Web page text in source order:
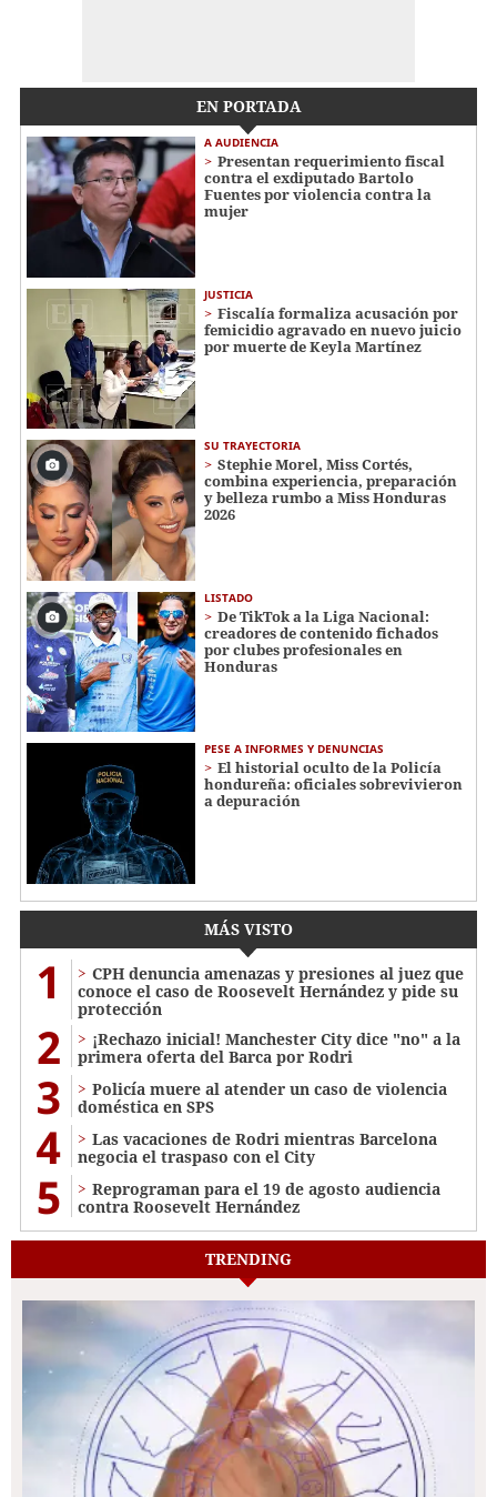
EN PORTADA
A AUDIENCIA
Presentan requerimiento fiscal
contra el exdiputado Bartolo
Fuentes por violencia contra la
mujer
JUSTICIA
Fiscalía formaliza acusación por
femicidio agravado en nuevo juicio
por muerte de Keyla Martínez
SU TRAYECTORIA
Stephie Morel, Miss Cortés,
combina experiencia, preparación
y belleza rumbo a Miss Honduras
2026
LISTADO
De TikTok a la Liga Nacional:
creadores de contenido fichados
por clubes profesionales en
Honduras
PESE A INFORMES Y DENUNCIAS
El historial oculto de la Policía
hondureña: oficiales sobrevivieron
a depuración
MÁS VISTO
1
CPH denuncia amenazas y presiones al juez que
conoce el caso de Roosevelt Hernández y pide su
protección
2
¡Rechazo inicial! Manchester City dice "no" a la
primera oferta del Barca por Rodri
3
Policía muere al atender un caso de violencia
doméstica en SPS
4
Las vacaciones de Rodri mientras Barcelona
negocia el traspaso con el City
5
Reprograman para el 19 de agosto audiencia
contra Roosevelt Hernández
TRENDING